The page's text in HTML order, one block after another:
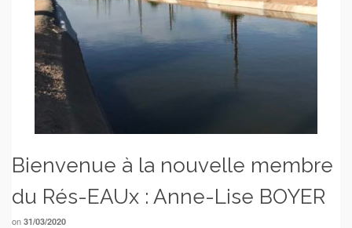
Bienvenue à la nouvelle membre
du Rés-EAUx : Anne-Lise BOYER
on 31/03/2020